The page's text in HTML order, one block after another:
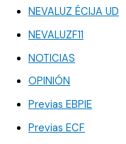
NEVALUZ ÉCIJA UD
NEVALUZF11
NOTICIAS
OPINIÓN
Previas EBPIE
Previas ECF